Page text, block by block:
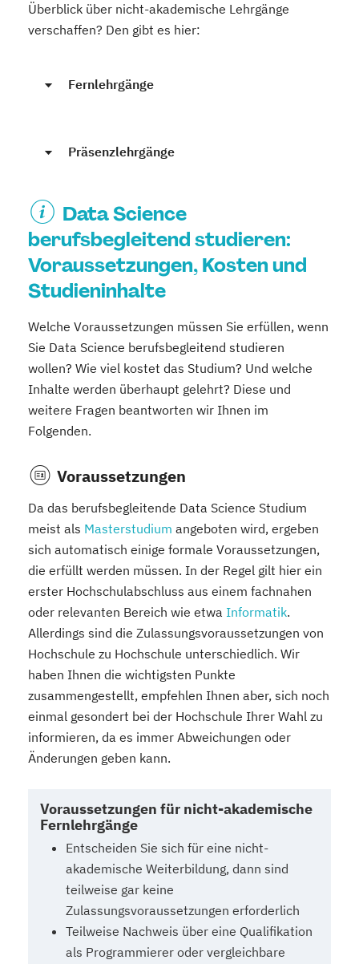
Überblick über nicht-akademische Lehrgänge
verschaffen? Den gibt es hier:
Fernlehrgänge
Präsenzlehrgänge
Data Science
berufsbegleitend studieren:
Voraussetzungen, Kosten und
Studieninhalte
Welche Voraussetzungen müssen Sie erfüllen, wenn
Sie Data Science berufsbegleitend studieren
wollen? Wie viel kostet das Studium? Und welche
Inhalte werden überhaupt gelehrt? Diese und
weitere Fragen beantworten wir Ihnen im
Folgenden.
Voraussetzungen
Da das berufsbegleitende Data Science Studium
meist als Masterstudium angeboten wird, ergeben
sich automatisch einige formale Voraussetzungen,
die erfüllt werden müssen. In der Regel gilt hier ein
erster Hochschulabschluss aus einem fachnahen
oder relevanten Bereich wie etwa Informatik.
Allerdings sind die Zulassungsvoraussetzungen von
Hochschule zu Hochschule unterschiedlich. Wir
haben Ihnen die wichtigsten Punkte
zusammengestellt, empfehlen Ihnen aber, sich noch
einmal gesondert bei der Hochschule Ihrer Wahl zu
informieren, da es immer Abweichungen oder
Änderungen geben kann.
Voraussetzungen für nicht-akademische
Fernlehrgänge
Entscheiden Sie sich für eine nicht-
akademische Weiterbildung, dann sind
teilweise gar keine
Zulassungsvoraussetzungen erforderlich
Teilweise Nachweis über eine Qualifikation
als Programmierer oder vergleichbare